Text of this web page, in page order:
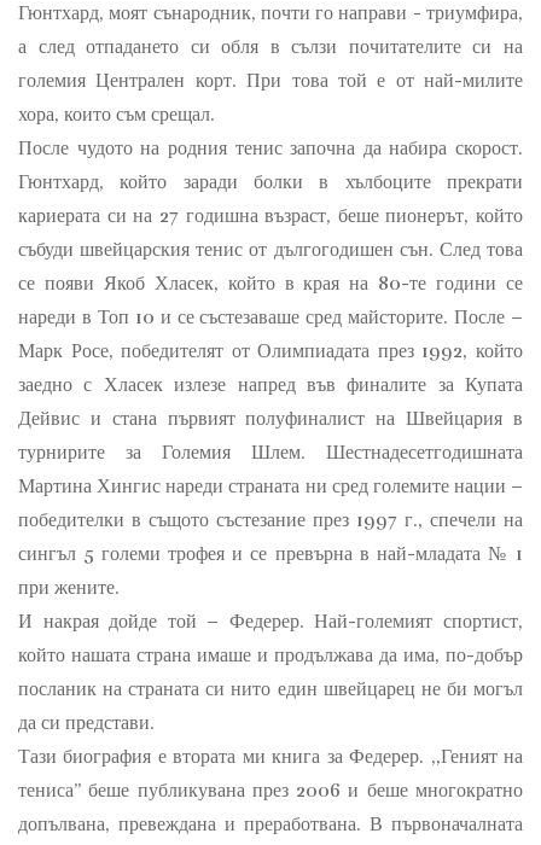
Гюнтхард, моят сънародник, почти го направи - триумфира,
а след отпадането си обля в сълзи почитателите си на
големия Централен корт. При това той е от най-милите
хора, които съм срещал.
После чудото на родния тенис започна да набира скорост.
Гюнтхард, който заради болки в хълбоците прекрати
кариерата си на 27 годишна възраст, беше пионерът, който
събуди швейцарския тенис от дългогодишен сън. След това
се появи Якоб Хласек, който в края на 80-те години се
нареди в Топ 10 и се състезаваше сред майсторите. После –
Марк Росе, победителят от Олимпиадата през 1992, който
заедно с Хласек излезе напред във финалите за Купата
Дейвис и стана първият полуфиналист на Швейцария в
турнирите за Големия Шлем. Шестнадесетгодишната
Мартина Хингис нареди страната ни сред големите нации –
победителки в същото състезание през 1997 г., спечели на
сингъл 5 големи трофея и се превърна в най-младата № 1
при жените.
И накрая дойде той – Федерер. Най-големият спортист,
който нашата страна имаше и продължава да има, по-добър
посланик на страната си нито един швейцарец не би могъл
да си представи.
Тази биография е втората ми книга за Федерер. ,,Геният на
тениса” беше публикувана през 2006 и беше многократно
допълвана, превеждана и преработвана. В първоначалната